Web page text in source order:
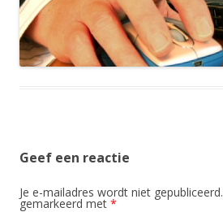
Geef een reactie
Je e-mailadres wordt niet gepubliceerd.
gemarkeerd met *